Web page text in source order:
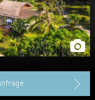
Hongkong